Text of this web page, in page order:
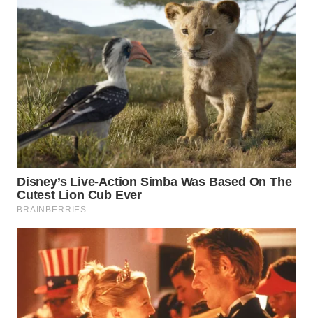
WN
BALI
WN
KALBAR
WN
KALTENG
WN
KALTARA
WN
KALSEL
WN
KALTIM